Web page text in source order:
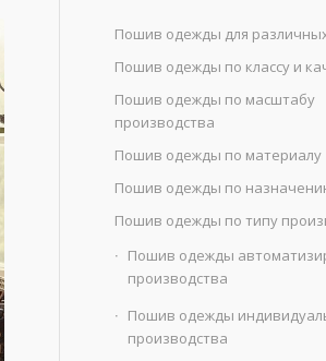
Пошив одежды для
Пошив одежды по классу и
Пошив одежды по масштабу
производства
Пошив одежды по материалу
Пошив одежды по
Пошив одежды по типу
Пошив одежды
производства
Пошив одежды
производства